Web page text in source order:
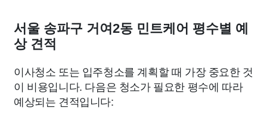
서울 송파구 거여2동 민트케어 평수별 예
상 견적
이사청소 또는 입주청소를 계획할 때 가장 중요한 것
이 비용입니다. 다음은 청소가 필요한 평수에 따라
예상되는 견적입니다: